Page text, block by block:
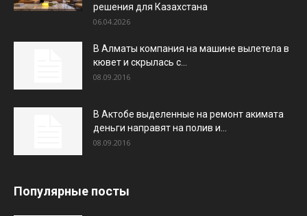
решения для Казахстана
06.04.2026
В Алматы компания на машине вылетела в
кювет и скрылась с...
08.09.2016
В Актобе выделенные на ремонт акимата
деньги направят на полив и...
08.09.2016
Популярные посты